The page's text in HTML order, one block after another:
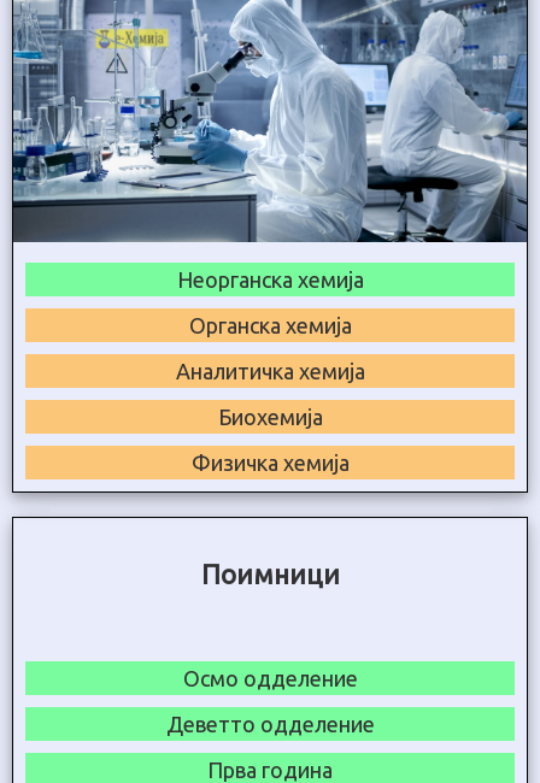
Неорганска хемија
Органска хемија
Аналитичка хемија
Биохемија
Физичка хемија
Поимници
Осмо одделение
Деветто одделение
Прва година